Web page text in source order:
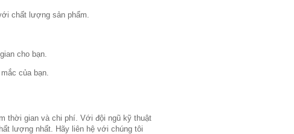
chất lượng sản phẩm.
cho bạn.
của bạn.
thời gian và chi phí. Với đội ngũ kỹ thuật
lượng nhất. Hãy liên hệ với chúng tôi